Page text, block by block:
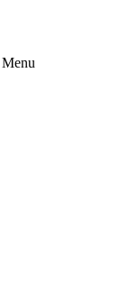
Menu